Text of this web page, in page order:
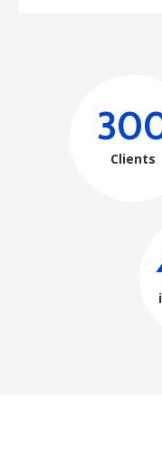
Clients